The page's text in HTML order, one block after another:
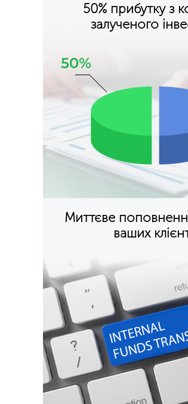
50% прибутку з
залученого
Миттєве
ваших